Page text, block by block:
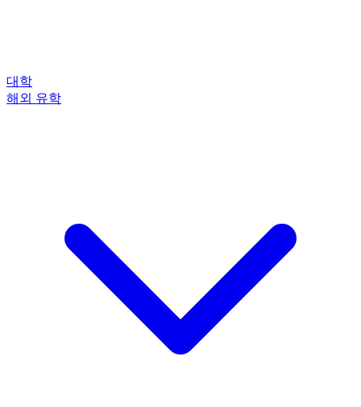
대학
해외 유학